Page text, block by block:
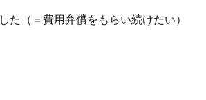
た（＝費用弁償をもらい続けたい）